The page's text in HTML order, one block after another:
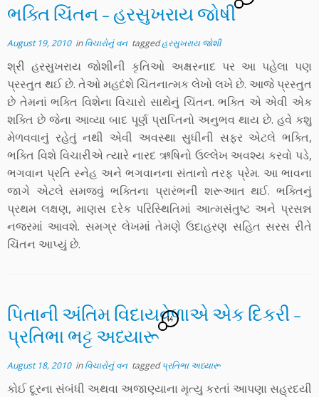
ભક્તિ ચિંતન – હરસુખરાય જોષી
August 19, 2010inવિચારોનું વન taggedહરસુખરાય જોશી
શ્રી હરસુખરાય જોશીની કૃતિઓ અક્ષરનાદ પર આ પહેલા પણ
પ્રસ્તુત થઈ છે. તેઓ મહદંશે ચિંતનાત્મક લેખો લખે છે. આજે પ્રસ્તુત
છે તેમનાં ભક્તિ વિશેના વિચારો સાથેનું ચિંતન. ભક્તિ એ એવી એક
શક્તિ છે જેના આવ્યા બાદ પૂર્ણ પ્રાપ્તિનો અનુભવ થાય છે. હવે કશુ
મેળવવાનું રહેતું નથી એવી અવસ્થા સુધીની સફર એટલે ભક્તિ,
ભક્તિ વિશે વિચારીએ ત્યારે નારદ ઋષિનો ઉલ્લેખ અવશ્ય કરવો પડે,
ભગવાન પ્રતિ સ્નેહ અને ભગવાનના સંતાનો તરફ પ્રેમ. આ ભાવના
જાગે એટલે સમજવું ભક્તિના પ્રારંભની શરૂઆત થઈ. ભક્તિનું
પ્રથમ લક્ષણ, માણસ દરેક પરિસ્થિતિમાં આત્મસંતુષ્ટ અને પ્રસન્ન
નજરમાં આવશે. સમગ્ર લેખમાં તેમણે ઉદાહરણ સહિત સરસ રીતે
ચિંતન આપ્યું છે.
પિતાની અંતિમ વિદાયવેળાએ એક દિકરી –
પ્રતિભા ભટ્ટ અધ્યારૂ
14
August 18, 2010inવિચારોનું વન taggedપ્રતિભા અધ્યારૂ
કોઈ દૂરના સંબંધી અથવા અજાણ્યાના મૃત્યુ કરતાં આપણા સહ્રદયી